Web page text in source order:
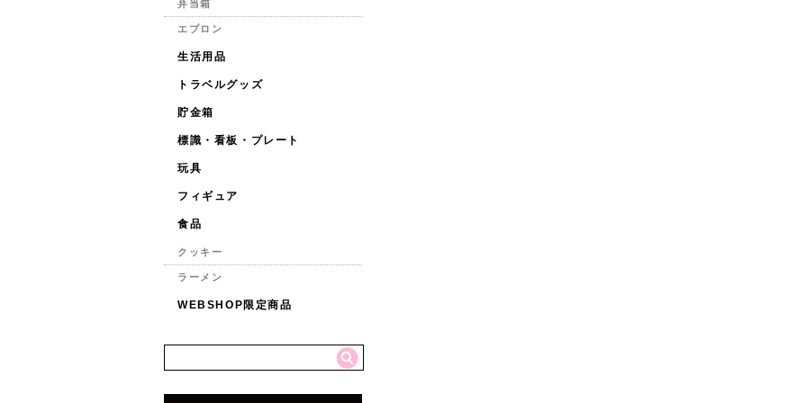
弁当箱
エプロン
生活用品
トラベルグッズ
貯金箱
標識・看板・プレート
玩具
フィギュア
食品
クッキー
ラーメン
WEBSHOP限定商品